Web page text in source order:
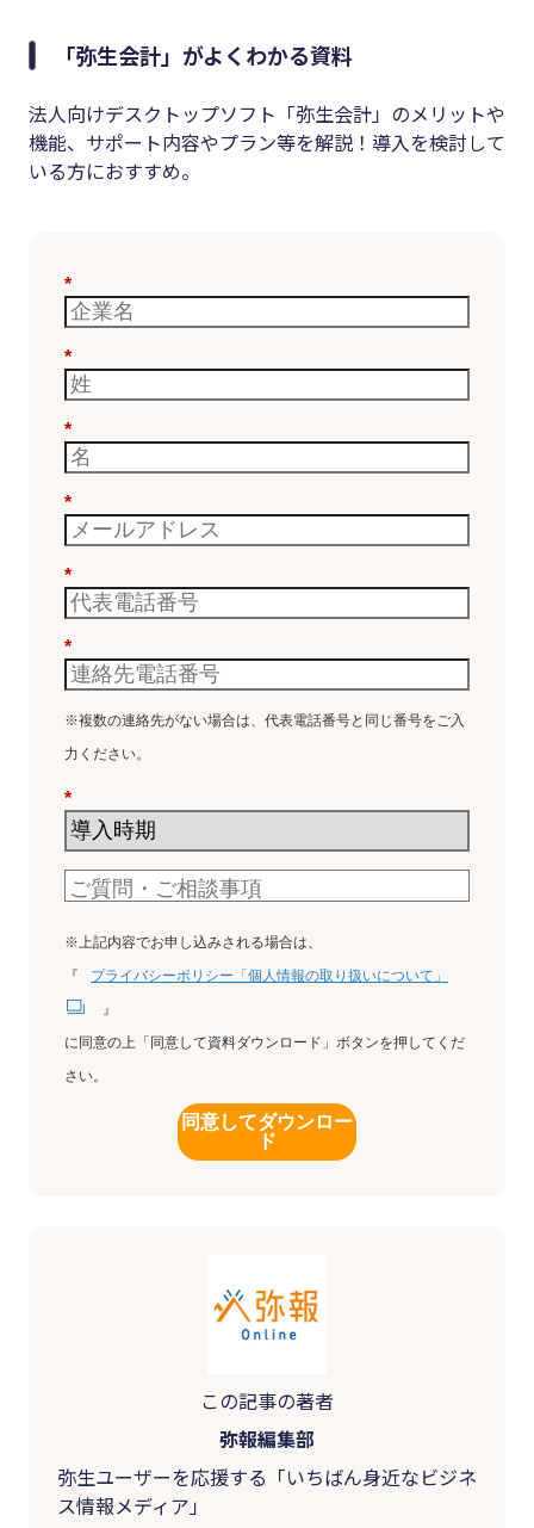
「弥生会計」がよくわかる資料
法人向けデスクトップソフト「弥生会計」のメリットや
機能、サポート内容やプラン等を解説！導入を検討して
いる方におすすめ。
*
*
*
*
*
*
※複数の連絡先がない場合は、代表電話番号と同じ番号をご入
力ください。
*
※上記内容でお申し込みされる場合は、
『
プライバシーポリシー「個人情報の取り扱いについて」
』
に同意の上「同意して資料ダウンロード」ボタンを押してくだ
さい。
同意してダウンロー
ド
この記事の著者
弥報編集部
弥生ユーザーを応援する「いちばん身近なビジネ
ス情報メディア」